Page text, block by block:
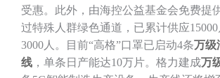
受惠。此外，由海控公益基金会免费提
过特殊人群绿色通道，已累计供应
3000人。目前“高格”口罩已启动4条万级
线 ，单条日产能达10万片。格力建成万